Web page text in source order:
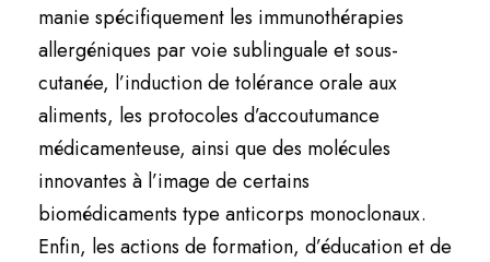
manie spécifiquement les immunothérapies
allergéniques par voie sublinguale et sous-
cutanée, l’induction de tolérance orale aux
aliments, les protocoles d’accoutumance
médicamenteuse, ainsi que des molécules
innovantes à l’image de certains
biomédicaments type anticorps monoclonaux.
Enfin, les actions de formation, d’éducation et de